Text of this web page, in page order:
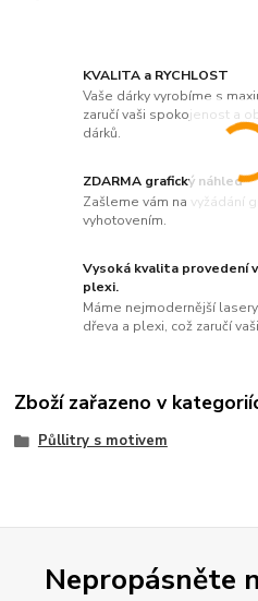
KVALITA a RYCHLOST
Vaše dárky vyrobíme s
zaručí vaši spokojenost a
dárků.
ZDARMA grafický náhled
Zašleme vám na vyžádání
vyhotovením.
Vysoká kvalita provedení
plexi.
Máme nejmodernější
dřeva a plexi, což zaručí
Zboží zařazeno v
Půllitry s motivem
Nepropásněte